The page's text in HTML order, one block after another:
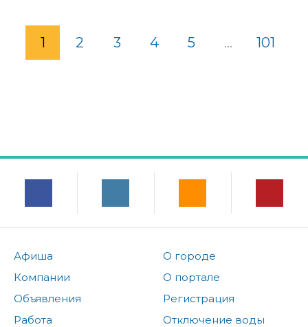
1 2 3 4 5 ... 101
Афиша
Компании
Объявления
Работа
О городе
О портале
Регистрация
Отключение воды